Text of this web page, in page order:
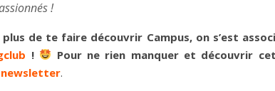
!
plus de te faire découvrir Campus, on s’est
!
Pour ne rien manquer et découvrir
newsletter.